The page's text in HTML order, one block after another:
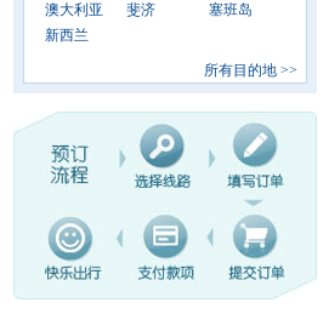
澳大利亚 斐济
塞班岛
新西兰
所有目的地 >>